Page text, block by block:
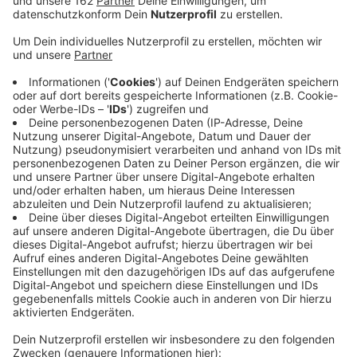
Veröffentlicht:Dienstag, 19.11.2024 13:11
Anzeige
Heute (19. November) ist Welttoilettentag. Zu diesem
Anlass geben die Emschergenossenschaft und der
Lippeverband immer bekannt, wie viel Abwasser im
Vorjahr in ihren Kläranlagen gereinigt wurde: In den
Kläranlagen in Dinslaken, Hünxe und Voerde waren es
2023 insgesamt 181.929.117 Kubikmeter (im Vorjahr:
115.963.354).
Auch in Schermbeck waren es in 2023 mit 1,5 Millionen
Kubikmeter 50 Prozent mehr als im Vorjahr. Ursache ist
das besonders nasse Jahr, das viel Regenwasser in die
Kanalisation spülte. Die Verbände betonen, wie wichtig
Kläranlagen für Gesundheit und Umweltschutz sind.